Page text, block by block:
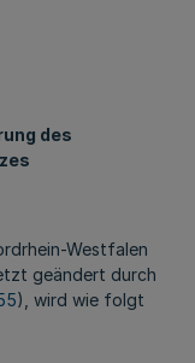
des
Westfalen
geändert durch
), wird wie folgt